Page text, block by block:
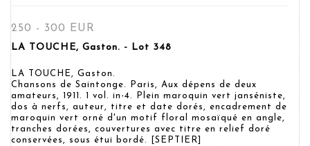
250 - 300 EUR
LA TOUCHE, Gaston. - Lot 348
LA TOUCHE, Gaston.
Chansons de Saintonge. Paris, Aux dépens de deux
amateurs, 1911. 1 vol. in-4. Plein maroquin vert janséniste,
dos à nerfs, auteur, titre et date dorés, encadrement de
maroquin vert orné d'un motif floral mosaïqué en angle,
tranches dorées, couvertures avec titre en relief doré
conservées, sous étui bordé. [SEPTIER]